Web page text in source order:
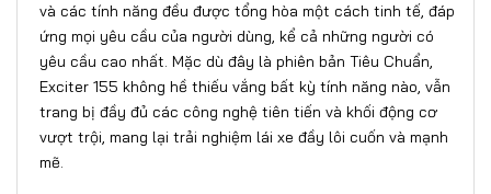
và các tính năng đều được tổng hòa một cách tinh tế, đáp
ứng mọi yêu cầu của người dùng, kể cả những người có
yêu cầu cao nhất. Mặc dù đây là phiên bản Tiêu Chuẩn,
Exciter 155 không hề thiếu vắng bất kỳ tính năng nào, vẫn
trang bị đầy đủ các công nghệ tiên tiến và khối động cơ
vượt trội, mang lại trải nghiệm lái xe đầy lôi cuốn và mạnh
mẽ.